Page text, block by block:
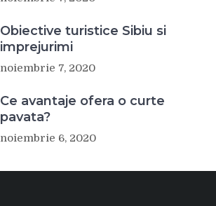
Obiective turistice Sibiu si
imprejurimi
noiembrie 7, 2020
Ce avantaje ofera o curte
pavata?
noiembrie 6, 2020